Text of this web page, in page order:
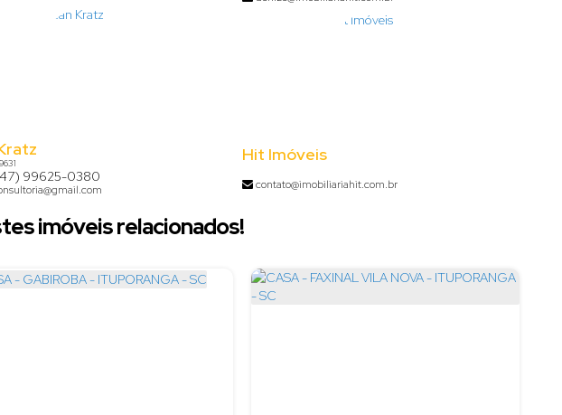
99625-0380
Hit Imóveis
contato@imobiliariahit.com.br
imóveis relacionados!